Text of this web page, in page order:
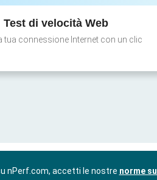
Test di velocità Web
tua connessione Internet con un clic
nPerf.com, accetti le nostre norme